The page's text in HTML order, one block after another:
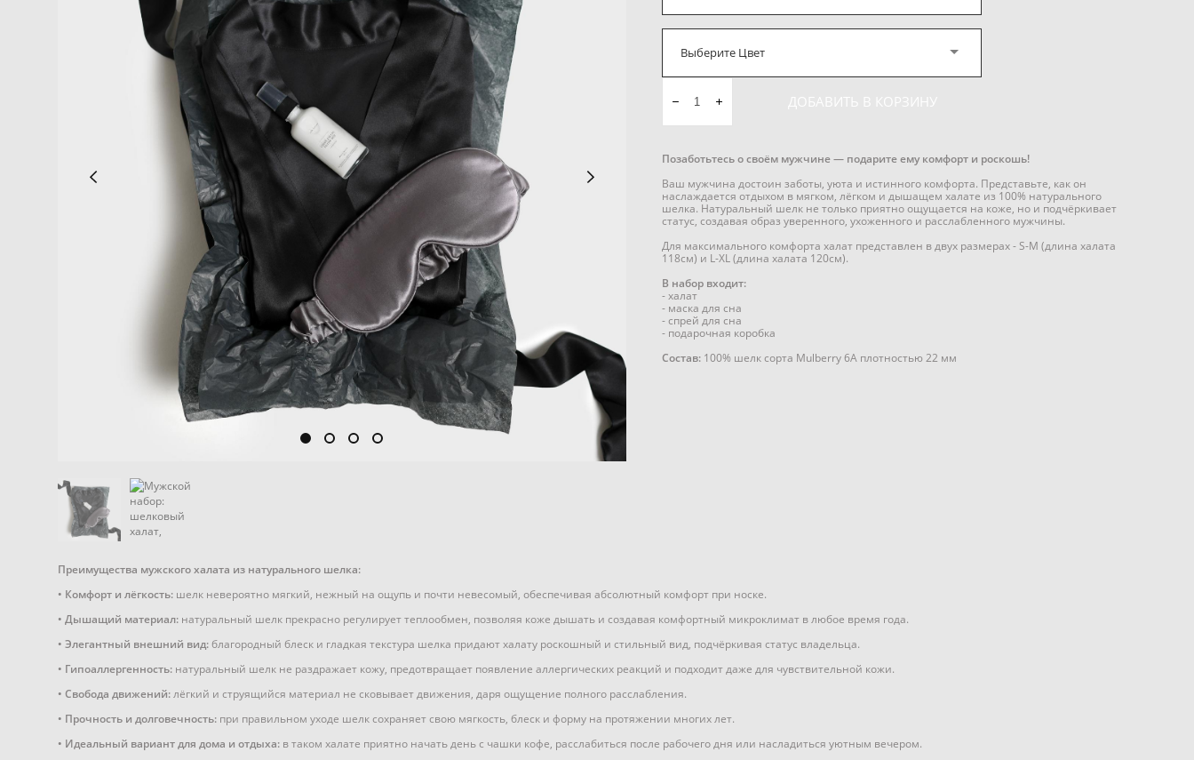
Выберите Цвет
ДОБАВИТЬ В КОРЗИНУ
Позаботьтесь о своём мужчине — подарите ему комфорт и роскошь!
Ваш мужчина достоин заботы, уюта и истинного комфорта. Представьте, как он
наслаждается отдыхом в мягком, лёгком и дышащем халате из 100% натурального
шелка. Натуральный шелк не только приятно ощущается на коже, но и подчёркивает
статус, создавая образ уверенного, ухоженного и расслабленного мужчины.
Для максимального комфорта халат представлен в двух размерах - S-M (длина халата
118см) и L-XL (длина халата 120см).
В набор входит:
- халат
- маска для сна
- спрей для сна
- подарочная коробка
Состав: 100% шелк сорта Mulberry 6А плотностью 22 мм
Преимущества мужского халата из натурального шелка:
• Комфорт и лёгкость: шелк невероятно мягкий, нежный на ощупь и почти невесомый, обеспечивая абсолютный комфорт при носке.
• Дышащий материал: натуральный шелк прекрасно регулирует теплообмен, позволяя коже дышать и создавая комфортный микроклимат в любое время года.
• Элегантный внешний вид:благородный блеск и гладкая текстура шелка придают халату роскошный и стильный вид, подчёркивая статус владельца.
• Гипоаллергенность: натуральный шелк не раздражает кожу, предотвращает появление аллергических реакций и подходит даже для чувствительной кожи.
• Свобода движений:лёгкий и струящийся материал не сковывает движения, даря ощущение полного расслабления.
• Прочность и долговечность: при правильном уходе шелк сохраняет свою мягкость, блеск и форму на протяжении многих лет.
• Идеальный вариант для дома и отдыха: в таком халате приятно начать день с чашки кофе, расслабиться после рабочего дня или насладиться уютным вечером.